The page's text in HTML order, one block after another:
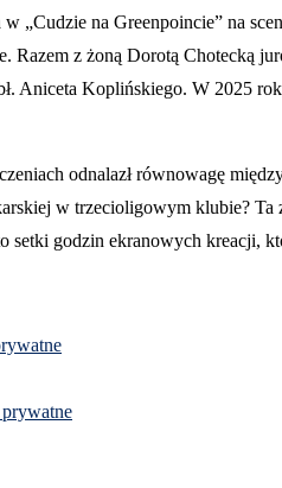
„Cudzie na Greenpoincie” na
z żoną Dorotą Chotecką
Aniceta Koplińskiego. W 2025
odnalazł równowagę
w trzecioligowym klubie?
godzin ekranowych kreacji,